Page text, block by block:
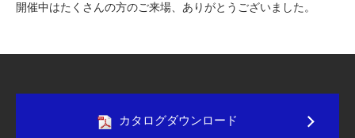
開催中はたくさんの方のご来場、ありがとうございました。
カタログダウンロード